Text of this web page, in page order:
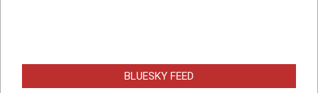
BLUESKY FEED